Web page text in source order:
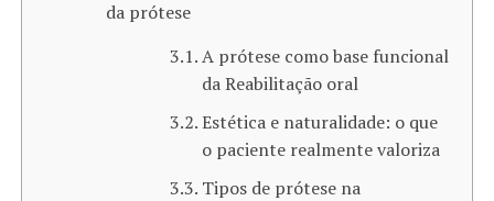
da prótese
A prótese como base funcional
da Reabilitação oral
Estética e naturalidade: o que
o paciente realmente valoriza
Tipos de prótese na